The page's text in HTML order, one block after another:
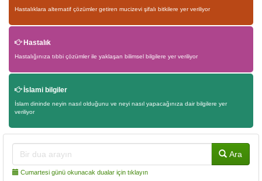
Hastalıklara alternatif çözümler getiren mucizevi şifalı bitkilere yer veriliyor
Hastalık
Hastalığınıza tıbbi çözümler ile yaklaşan bilimsel bilgilere yer veriliyor
İslami bilgiler
İslam dininde neyin nasıl olduğunu ve neyi nasıl yapacağınıza dair bilgilere yer
veriliyor
Ara
Cumartesi günü okunacak dualar için tıklayın